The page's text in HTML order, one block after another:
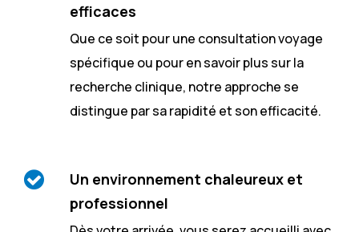
efficaces
Que ce soit pour une consultation voyage
spécifique ou pour en savoir plus sur la
recherche clinique, notre approche se
distingue par sa rapidité et son efficacité.
Un environnement chaleureux et
professionnel